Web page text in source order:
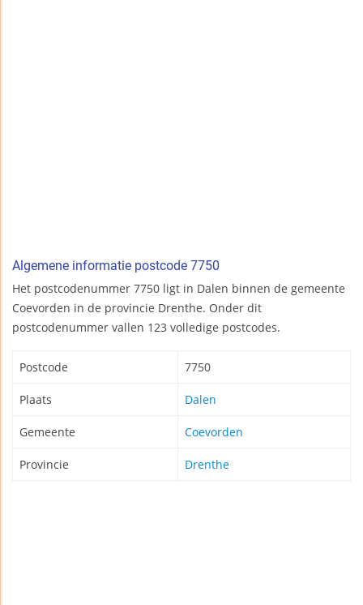
Algemene informatie postcode 7750
Het postcodenummer 7750 ligt in Dalen binnen de gemeente
Coevorden in de provincie Drenthe. Onder dit
postcodenummer vallen 123 volledige postcodes.
Postcode 7750
Plaats Dalen
Gemeente Coevorden
Provincie Drenthe